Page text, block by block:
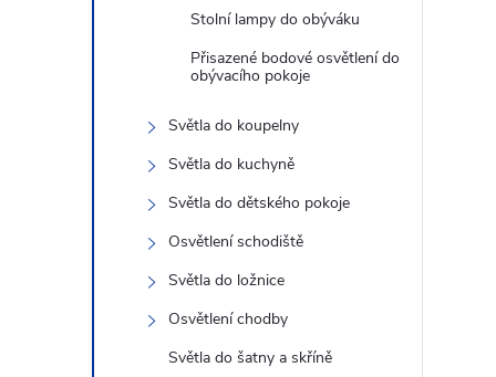
Stolní lampy do obýváku
Přisazené bodové osvětlení do
obývacího pokoje
Světla do koupelny
Světla do kuchyně
Světla do dětského pokoje
Osvětlení schodiště
Světla do ložnice
Osvětlení chodby
Světla do šatny a skříně